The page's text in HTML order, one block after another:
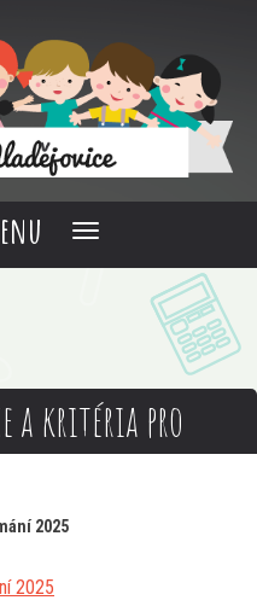
a kritéria pro
2025
2025